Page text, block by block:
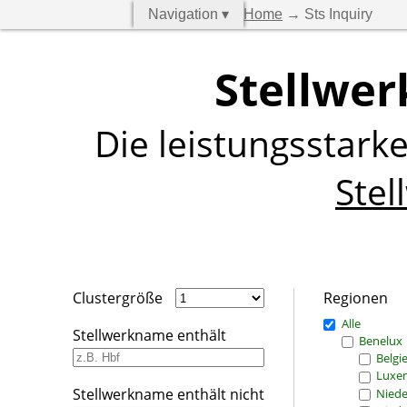
Navigation ▾ Home → Sts Inquiry
Die
Clustergröße
Stellwerkname enthält
Stellwerkname enthält nicht
Regionen
Alle
Benelux